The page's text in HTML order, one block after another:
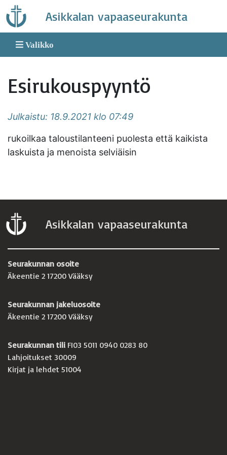
Skip
to
content
Asikkalan vapaaseurakunta
Valikko
Esirukouspyyntö
Julkaistu: 18.9.2021 klo 07:49
rukoilkaa taloustilanteeni puolesta että kaikista
laskuista ja menoista selviäisin
Asikkalan vapaaseurakunta
Seurakunnan osoite
Äkeentie 2 17200 Vääksy
Seurakunnan jakeluosoite
Äkeentie 2 17200 Vääksy
Seurakunnan tili FI03 5011 0940 0283 80
Lahjoitukset 30009
Kirjat ja lehdet 51004